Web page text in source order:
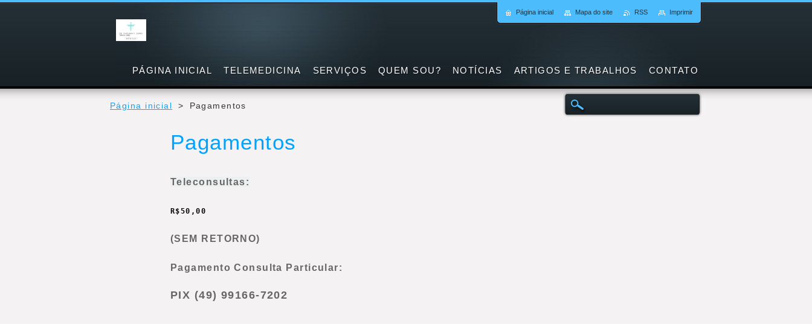
Página inicial > Pagamentos
Pagamentos
Teleconsultas:
R$50,00
(SEM RETORNO)
Pagamento Consulta Particular:
PIX (49) 99166-7202
PÁGINA INICIAL TELEMEDICINA SERVIÇOS QUEM SOU? NOTÍCIAS ARTIGOS E TRABALHOS CONTATO
Página inicial Mapa do site RSS Imprimir